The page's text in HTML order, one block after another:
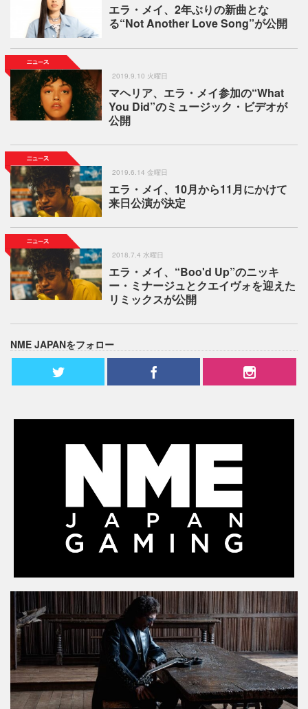
エラ・メイ、2年ぶりの新曲とな
る“Not Another Love Song”が公開
2019.9.10 火曜日
マヘリア、エラ・メイ参加の“What
You Did”のミュージック・ビデオが
公開
2019.6.14 金曜日
エラ・メイ、10月から11月にかけて
来日公演が決定
2018.7.4 水曜日
エラ・メイ、“Boo'd Up”のニッキ
ー・ミナージュとクエイヴォを迎えた
リミックスが公開
NME JAPANをフォロー